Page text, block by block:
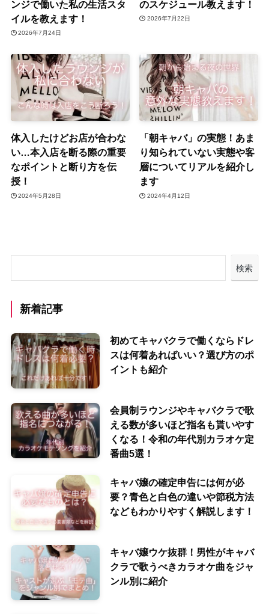
ンジで働いた私の生活スタ
イルを教えます！
2026年7月24日
のスケジュール教えます！
2026年7月22日
体入したけどお店が合わな
い…本入店を断る際の重要
なポイントと断り方を伝
授！
2024年5月28日
「朝キャバ」の実態！あま
り知られていない実態や客
層についてリアルを紹介し
ます
2024年4月12日
検索
新着記事
初めてキャバクラで働くならドレ
スは何着あればいい？選び方のポ
イントも紹介
会員制ラウンジやキャバクラで歌
える数が多いほど指名も貰いやす
くなる！令和の年代別カラオケ定
番曲5選！
キャバ嬢の確定申告には何が必
要？青色と白色の違いや節税方法
などもわかりやすく解説します！
キャバ嬢ウケ抜群！男性がキャバ
クラで歌うべきカラオケ曲をジャ
ンル別に紹介